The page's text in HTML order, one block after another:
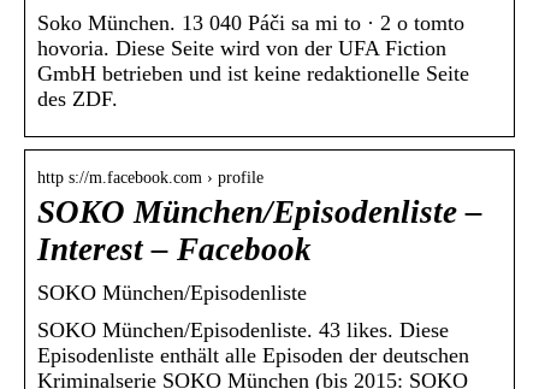
Soko München. 13 040 Páči sa mi to · 2 o tomto
hovoria. Diese Seite wird von der UFA Fiction
GmbH betrieben und ist keine redaktionelle Seite
des ZDF.
http s://m.facebook.com › profile
SOKO München/Episodenliste –
Interest – Facebook
SOKO München/Episodenliste
SOKO München/Episodenliste. 43 likes. Diese
Episodenliste enthält alle Episoden der deutschen
Kriminalserie SOKO München (bis 2015: SOKO